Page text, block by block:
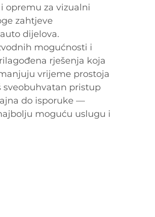
opremu za vizualni
zahtjeve
dijelova.
mogućnosti i
rješenja koja
vrijeme prostoja
sveobuhvatan pristup
do isporuke —
moguću uslugu i